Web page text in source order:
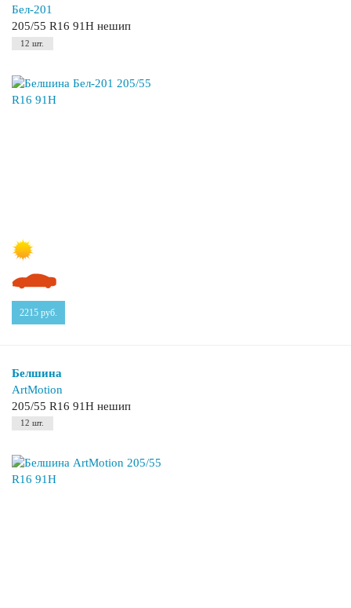
Бел-201
205/55 R16 91H нешип
12 шт.
2215 руб.
Белшина
ArtMotion
205/55 R16 91H нешип
12 шт.